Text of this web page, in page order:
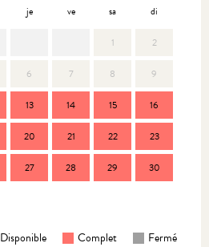
je ve sa di
1 2
6 7 8 9
13 14 15 16
20 21 22 23
27 28 29 30
Disponible Complet Fermé